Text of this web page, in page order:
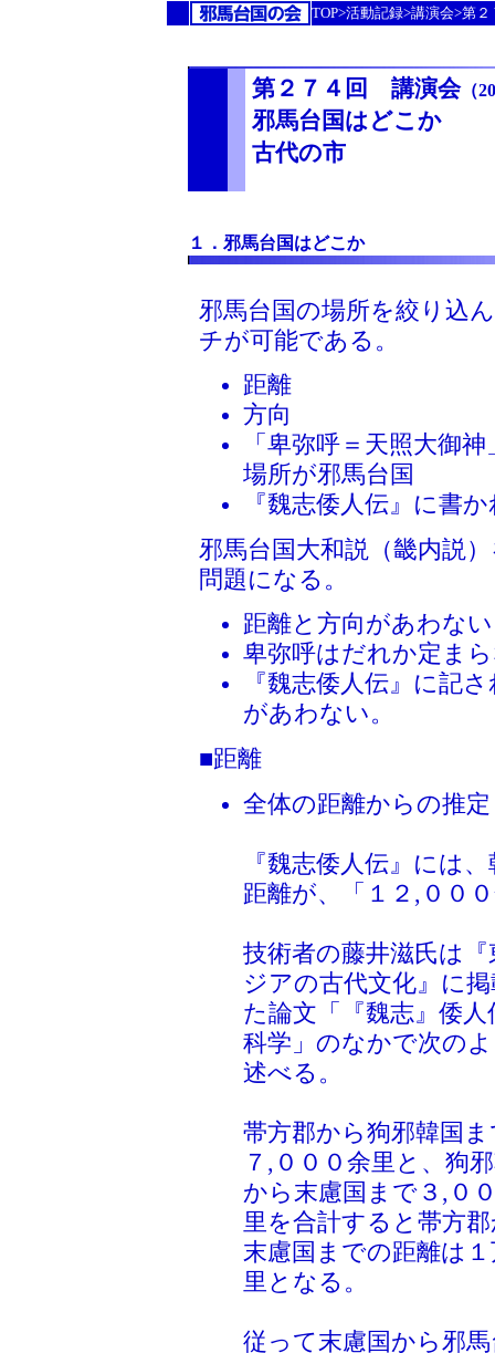
TOP>活動記録>講演会>第２
第２７４回 講演会（
邪馬台国はどこか
古代の市
１．邪馬台国はどこか
邪馬台国の場所を絞り込
チが可能である。
距離
方向
「卑弥呼＝天照大御
場所が邪馬台国
『魏志倭人伝』に書
邪馬台国大和説（畿内説
問題になる。
距離と方向があわな
卑弥呼はだれか定ま
『魏志倭人伝』に記
があわない。
■距離
全体の距離からの推定
『魏志倭人伝』には
距離が、「１２,００
技術者の藤井滋氏は『
ジアの古代文化』に
た論文「『魏志』倭人
科学」のなかで次の
述べる。
帯方郡から狗邪韓国
７,０００余里と、狗
から末慮国まで３,０
里を合計すると帯方
末慮国までの距離は
里となる。
従って末慮国から邪